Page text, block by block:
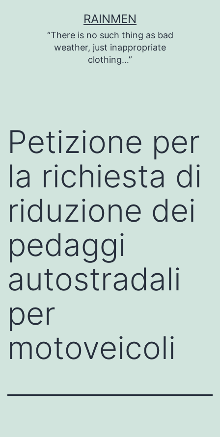
RAINMEN
“There is no such thing as bad
weather, just inappropriate
clothing…”
Petizione per
la richiesta di
riduzione dei
pedaggi
autostradali
per
motoveicoli